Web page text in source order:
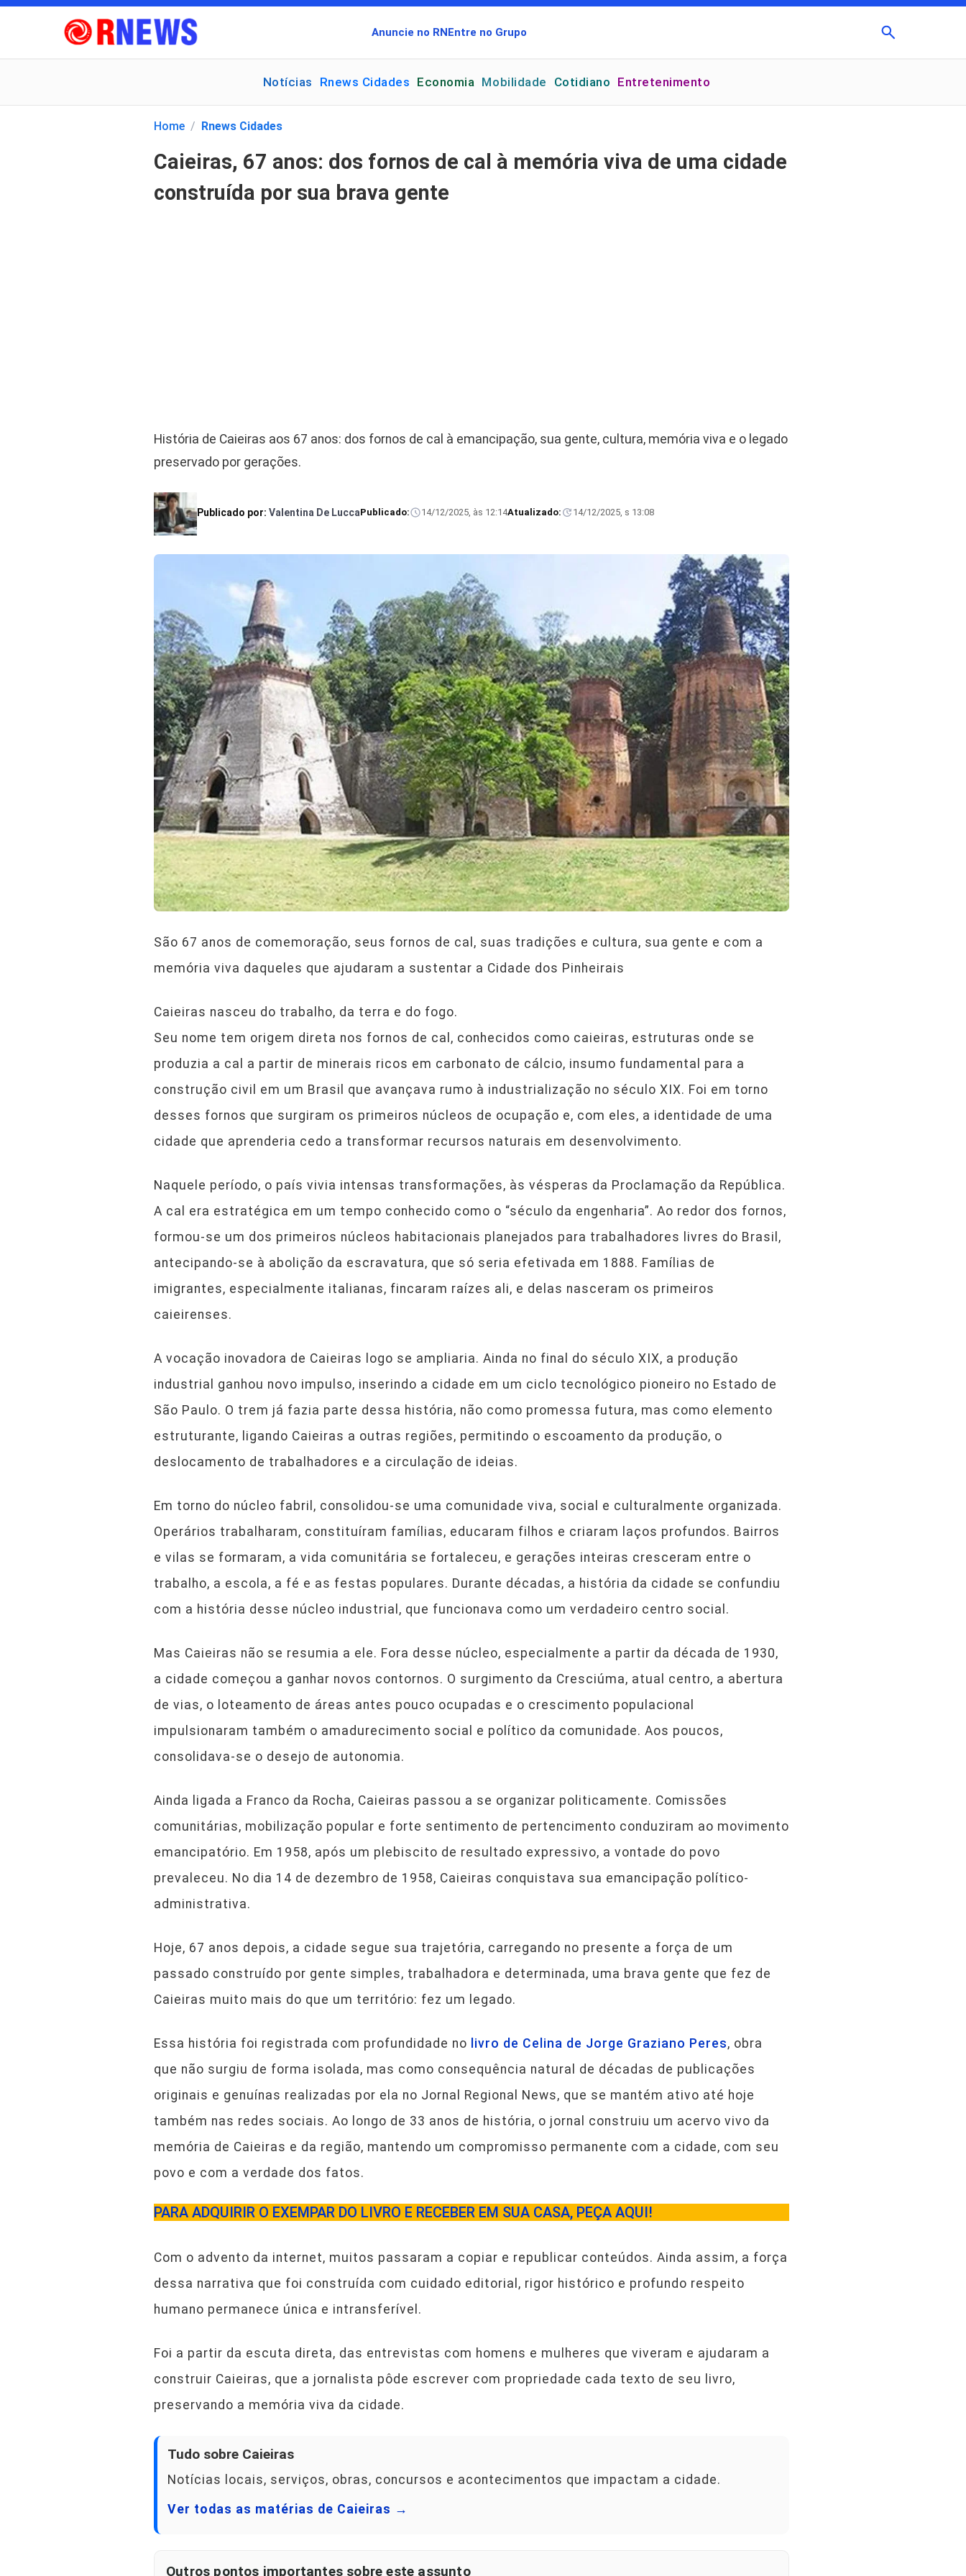
Anuncie no RNEntre no Grupo
Buscar
Pesquisar
por:
Notícias Rnews Cidades Economia Mobilidade Cotidiano Entretenimento
Home / Rnews Cidades
Caieiras, 67 anos: dos fornos de cal à memória viva de uma cidade
construída por sua brava gente
História de Caieiras aos 67 anos: dos fornos de cal à emancipação, sua gente, cultura, memória viva e o legado
preservado por gerações.
Publicado por: Valentina De LuccaPublicado: 14/12/2025, às 12:14Atualizado: 14/12/2025, s 13:08
São 67 anos de comemoração, seus fornos de cal, suas tradições e cultura, sua gente e com a
memória viva daqueles que ajudaram a sustentar a Cidade dos Pinheirais
Caieiras nasceu do trabalho, da terra e do fogo.
Seu nome tem origem direta nos fornos de cal, conhecidos como caieiras, estruturas onde se
produzia a cal a partir de minerais ricos em carbonato de cálcio, insumo fundamental para a
construção civil em um Brasil que avançava rumo à industrialização no século XIX. Foi em torno
desses fornos que surgiram os primeiros núcleos de ocupação e, com eles, a identidade de uma
cidade que aprenderia cedo a transformar recursos naturais em desenvolvimento.
Naquele período, o país vivia intensas transformações, às vésperas da Proclamação da República.
A cal era estratégica em um tempo conhecido como o “século da engenharia”. Ao redor dos fornos,
formou-se um dos primeiros núcleos habitacionais planejados para trabalhadores livres do Brasil,
antecipando-se à abolição da escravatura, que só seria efetivada em 1888. Famílias de
imigrantes, especialmente italianas, fincaram raízes ali, e delas nasceram os primeiros
caieirenses.
A vocação inovadora de Caieiras logo se ampliaria. Ainda no final do século XIX, a produção
industrial ganhou novo impulso, inserindo a cidade em um ciclo tecnológico pioneiro no Estado de
São Paulo. O trem já fazia parte dessa história, não como promessa futura, mas como elemento
estruturante, ligando Caieiras a outras regiões, permitindo o escoamento da produção, o
deslocamento de trabalhadores e a circulação de ideias.
Em torno do núcleo fabril, consolidou-se uma comunidade viva, social e culturalmente organizada.
Operários trabalharam, constituíram famílias, educaram filhos e criaram laços profundos. Bairros
e vilas se formaram, a vida comunitária se fortaleceu, e gerações inteiras cresceram entre o
trabalho, a escola, a fé e as festas populares. Durante décadas, a história da cidade se confundiu
com a história desse núcleo industrial, que funcionava como um verdadeiro centro social.
Mas Caieiras não se resumia a ele. Fora desse núcleo, especialmente a partir da década de 1930,
a cidade começou a ganhar novos contornos. O surgimento da Cresciúma, atual centro, a abertura
de vias, o loteamento de áreas antes pouco ocupadas e o crescimento populacional
impulsionaram também o amadurecimento social e político da comunidade. Aos poucos,
consolidava-se o desejo de autonomia.
Ainda ligada a Franco da Rocha, Caieiras passou a se organizar politicamente. Comissões
comunitárias, mobilização popular e forte sentimento de pertencimento conduziram ao movimento
emancipatório. Em 1958, após um plebiscito de resultado expressivo, a vontade do povo
prevaleceu. No dia 14 de dezembro de 1958, Caieiras conquistava sua emancipação político-
administrativa.
Hoje, 67 anos depois, a cidade segue sua trajetória, carregando no presente a força de um
passado construído por gente simples, trabalhadora e determinada, uma brava gente que fez de
Caieiras muito mais do que um território: fez um legado.
Essa história foi registrada com profundidade no livro de Celina de Jorge Graziano Peres, obra
que não surgiu de forma isolada, mas como consequência natural de décadas de publicações
originais e genuínas realizadas por ela no Jornal Regional News, que se mantém ativo até hoje
também nas redes sociais. Ao longo de 33 anos de história, o jornal construiu um acervo vivo da
memória de Caieiras e da região, mantendo um compromisso permanente com a cidade, com seu
povo e com a verdade dos fatos.
PARA ADQUIRIR O EXEMPAR DO LIVRO E RECEBER EM SUA CASA, PEÇA AQUI!
Com o advento da internet, muitos passaram a copiar e republicar conteúdos. Ainda assim, a força
dessa narrativa que foi construída com cuidado editorial, rigor histórico e profundo respeito
humano permanece única e intransferível.
Foi a partir da escuta direta, das entrevistas com homens e mulheres que viveram e ajudaram a
construir Caieiras, que a jornalista pôde escrever com propriedade cada texto de seu livro,
preservando a memória viva da cidade.
Tudo sobre Caieiras
Notícias locais, serviços, obras, concursos e acontecimentos que impactam a cidade.
Ver todas as matérias de Caieiras →
Outros pontos importantes sobre este assunto